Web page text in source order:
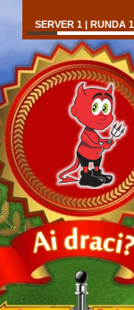
SERVER 1 | RUNDA